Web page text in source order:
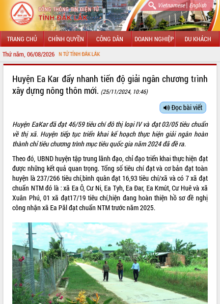
Vietnamese| English
TRANG CHỦ CHÍNH QUYỀN CÔNG DÂN DOANH NGHIỆP DU KHÁCH
Thứ năm, 06/08/2026
THÔNG TIN ĐIỆN TỬ TỈNH ĐẮK LẮK
LÃNH ĐẠO UBND TỈNH
SỞ, BAN, NGÀNH
THÔNG TIN CHỈ ĐẠO ĐIỀU HÀNH
HỆ THỐNG VĂN BẢN
VĂN BẢN HĐND TỈNH
ĐIỂM TIN VĂN BẢN
QUY HOẠCH - KẾ HOẠCH
Huyện Ea Kar đẩy nhanh tiến độ giải ngân chương trình
xây dựng nông thôn mới. (25/11/2024, 10:46)
Đọc bài viết
Huyện EaKar đã đạt 46/59 tiêu chí đô thị loại IV và đạt 03/05 tiêu chuẩn
về thị xã. Huyện tiếp tục triển khai kế hoạch thực hiện giảingân hoàn
thành chỉ tiêuchương trình mục tiêu quốc gia năm 2024đã đề ra.
Theo đó, UBND huyện tập trung lãnh đạo, chỉ đạo triển khai thực hiện đạt
được những kết quả quan trọng. Tổng số tiêu chí đạt và cơ bản đạt toàn
huyện là 237/266 tiêu chí,bình quân đạt 16,93 tiêu chí/xã và có 7 xã đạt
chuẩn NTM đó là : xã Ea Ô, Cư Ni, Ea Tyh, Ea Đar, Ea Kmút, Cư Huê và xã
Xuân Phú, 01 xã đạt17/19 tiêu chí,hiện đang hoàn thiện hồ sơ đề nghị
công nhận xã Ea Păl đạt chuẩn NTM trước năm 2025.